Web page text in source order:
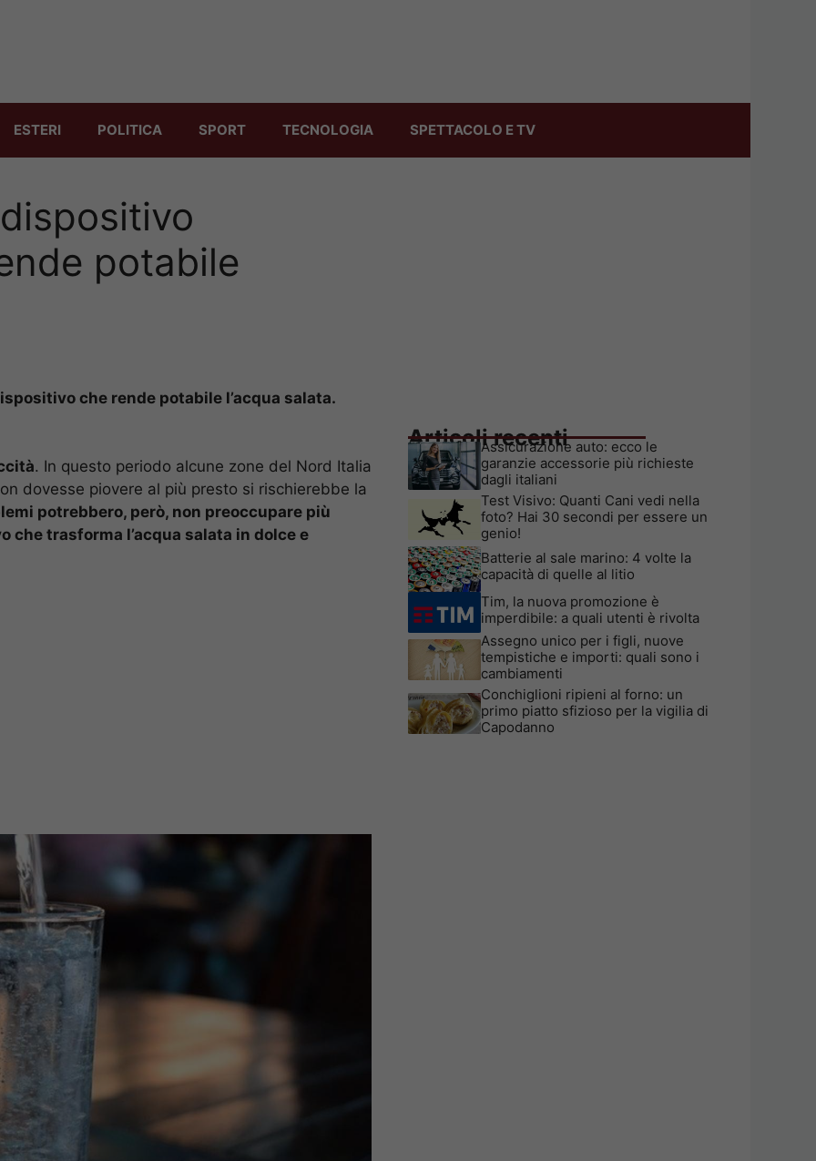
ESTERI POLITICA SPORT TECNOLOGIA SPETTACOLO E TV
potabile
che rende potabile l’acqua salata.
. In questo periodo alcune zone del Nord Italia
dovesse piovere al più presto si rischierebbe la
potrebbero, però, non preoccupare più
trasforma l’acqua salata in dolce e
Articoli recenti
Assicurazione auto: ecco le
garanzie accessorie più richieste
dagli italiani
Test Visivo: Quanti Cani vedi nella
foto? Hai 30 secondi per essere un
genio!
Batterie al sale marino: 4 volte la
capacità di quelle al litio
Tim, la nuova promozione è
imperdibile: a quali utenti è rivolta
Assegno unico per i figli, nuove
tempistiche e importi: quali sono i
cambiamenti
Conchiglioni ripieni al forno: un
primo piatto sfizioso per la vigilia di
Capodanno